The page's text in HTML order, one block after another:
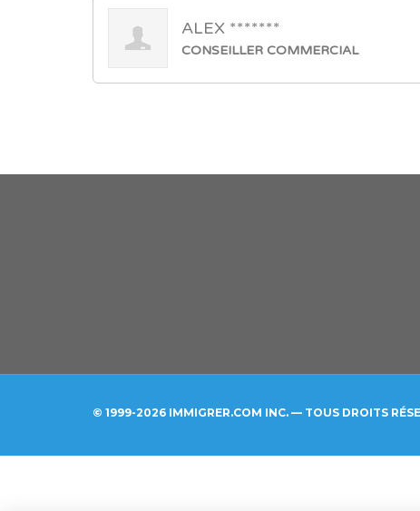
ALEX *******
CONSEILLER COMMERCIAL
© 1999-2026 IMMIGRER.COM INC. — TOUS DROITS